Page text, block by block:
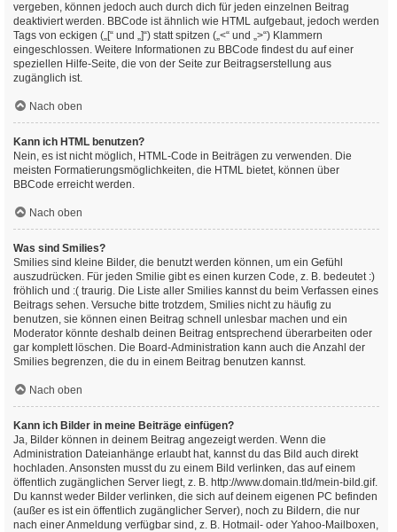
vergeben, können jedoch auch durch dich für jeden einzelnen Beitrag
deaktiviert werden. BBCode ist ähnlich wie HTML aufgebaut, jedoch werden
Tags von eckigen („[“ und „]“) statt spitzen („<“ und „>“) Klammern
eingeschlossen. Weitere Informationen zu BBCode findest du auf einer
speziellen Hilfe-Seite, die von der Seite zur Beitragserstellung aus
zugänglich ist.
Nach oben
Kann ich HTML benutzen?
Nein, es ist nicht möglich, HTML-Code in Beiträgen zu verwenden. Die
meisten Formatierungsmöglichkeiten, die HTML bietet, können über
BBCode erreicht werden.
Nach oben
Was sind Smilies?
Smilies sind kleine Bilder, die benutzt werden können, um ein Gefühl
auszudrücken. Für jeden Smilie gibt es einen kurzen Code, z. B. bedeutet :)
fröhlich und :( traurig. Die Liste aller Smilies kannst du beim Verfassen eines
Beitrags sehen. Versuche bitte trotzdem, Smilies nicht zu häufig zu
benutzen, sie können einen Beitrag schnell unlesbar machen und ein
Moderator könnte deshalb deinen Beitrag entsprechend überarbeiten oder
gar komplett löschen. Die Board-Administration kann auch die Anzahl der
Smilies begrenzen, die du in einem Beitrag benutzen kannst.
Nach oben
Kann ich Bilder in meine Beiträge einfügen?
Ja, Bilder können in deinem Beitrag angezeigt werden. Wenn die
Administration Dateianhänge erlaubt hat, kannst du das Bild auch direkt
hochladen. Ansonsten musst du zu einem Bild verlinken, das auf einem
öffentlich zugänglichen Server liegt, z. B. http://www.domain.tld/mein-bild.gif.
Du kannst weder Bilder verlinken, die sich auf deinem eigenen PC befinden
(außer es ist ein öffentlich zugänglicher Server), noch zu Bildern, die nur
nach einer Anmeldung verfügbar sind, z. B. Hotmail- oder Yahoo-Mailboxen,